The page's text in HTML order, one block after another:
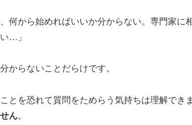
何から始めればいいか分からない。専門家に
…」
からないことだらけです。
とを恐れて質問をためらう気持ちは理解できま
ん。